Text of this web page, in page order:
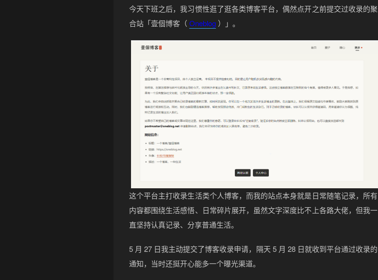
今天下班之后，我习惯性逛了逛各类博客平台，偶然点开之前提交过收录的聚
合站「壹個博客（ Oneblog ）」。
这个平台主打收录生活类个人博客，而我的站点本身就是日常随笔记录，所有
内容都围绕生活感悟、日常碎片展开，虽然文字深度比不上各路大佬，但我一
直坚持认真记录、分享普通生活。
5 月 27 日我主动提交了博客收录申请，隔天 5 月 28 日就收到平台通过收录的
通知，当时还挺开心能多一个曝光渠道。